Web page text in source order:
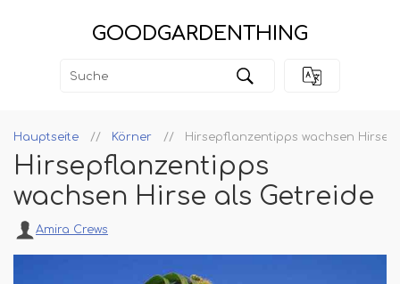
GOODGARDENTHING
Hauptseite Körner Hirsepflanzentipps wachsen Hirse
Hirsepflanzentipps
wachsen Hirse als Getreide
Amira Crews